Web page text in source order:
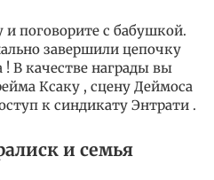
и поговорите с бабушкой.
завершили цепочку
! В качестве награды вы
Ксаку , сцену Деймоса
к синдикату Энтрати .
и семья